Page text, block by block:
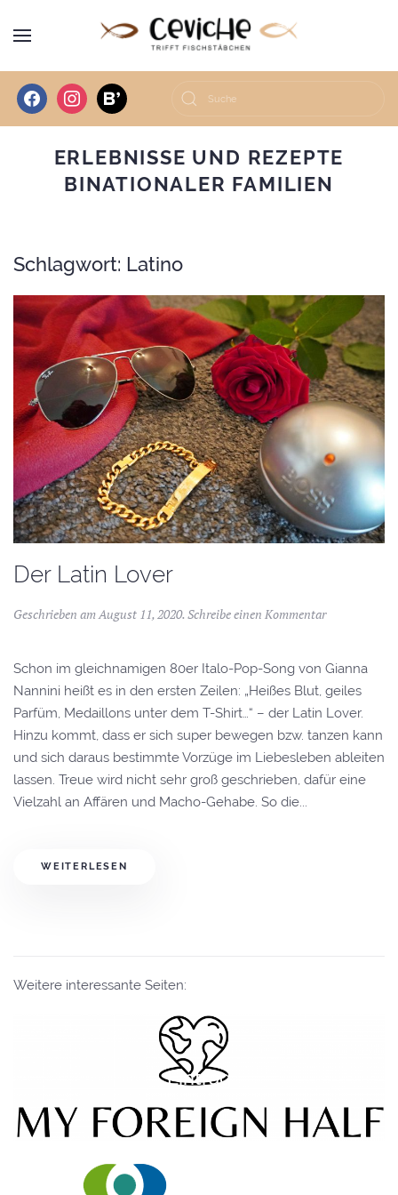
facebookinstagrambloglovin
ERLEBNISSE UND REZEPTE
BINATIONALER FAMILIEN
Schlagwort: Latino
Der Latin Lover
Geschrieben am August 11, 2020. Schreibe einen Kommentar
Schon im gleichnamigen 80er Italo-Pop-Song von Gianna
Nannini heißt es in den ersten Zeilen: „Heißes Blut, geiles
Parfüm, Medaillons unter dem T-Shirt…“ – der Latin Lover.
Hinzu kommt, dass er sich super bewegen bzw. tanzen kann
und sich daraus bestimmte Vorzüge im Liebesleben ableiten
lassen. Treue wird nicht sehr groß geschrieben, dafür eine
Vielzahl an Affären und Macho-Gehabe. So die...
WEITERLESEN
Weitere interessante Seiten:
Eintrag